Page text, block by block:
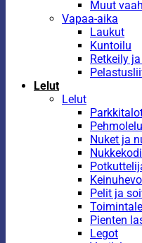
Muut
Vapaa-aika
Laukut
Kuntoilu
Retkeily
Lelut
Lelut
Nuket ja
Pelit ja
Pienten
Legot